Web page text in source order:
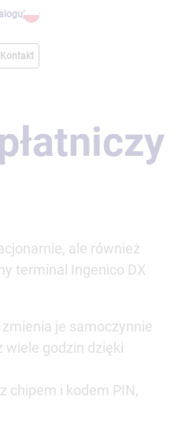
się
Kontakt
ale również
terminal Ingenico DX
zmienia je samoczynnie
wiele godzin dzięki
chipem i kodem PIN,